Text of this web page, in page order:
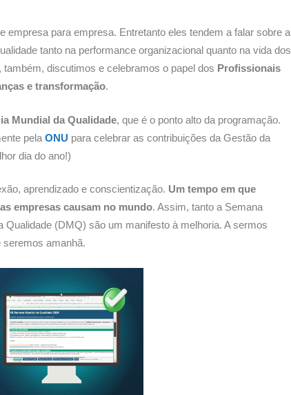
para empresa. Entretanto eles tendem a falar sobre a
tanto na performance organizacional quanto na vida dos
discutimos e celebramos o papel dos Profissionais
e transformação.
Mundial da Qualidade, que é o ponto alto da programação.
pela ONU para celebrar as contribuições da Gestão da
dia do ano!)
aprendizado e conscientização. Um tempo em que
empresas causam no mundo. Assim, tanto a Semana
(DMQ) são um manifesto à melhoria. A sermos
seremos amanhã.